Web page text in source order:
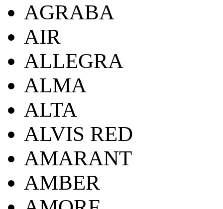
AGRABA
AIR
ALLEGRA
ALMA
ALTA
ALVIS RED
AMARANT
AMBER